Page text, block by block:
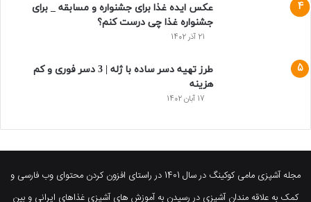
عکس ایده غذا برای جشنواره و مسابقه _ برای
جشنواره غذا چی درست کنم؟
21 آذر 1402
طرز تهیه دسر ساده با ژله | 3 دسر فوری و کم
هزینه
17 آبان 1402
مجله آشپزی مامی کوکینگ در سال 1401 در راستای افزون کردن محتوای وب فارسی و
کمک به علاقه مندان آشپزی در رسیدن به آموزش های آشپزی غذاهای ایرانی و بین